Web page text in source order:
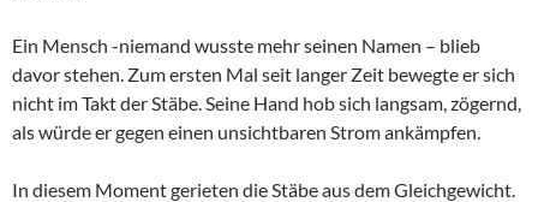
Ein Mensch -niemand wusste mehr seinen Namen – blieb
davor stehen. Zum ersten Mal seit langer Zeit bewegte er sich
nicht im Takt der Stäbe. Seine Hand hob sich langsam, zögernd,
als würde er gegen einen unsichtbaren Strom ankämpfen.
In diesem Moment gerieten die Stäbe aus dem Gleichgewicht.